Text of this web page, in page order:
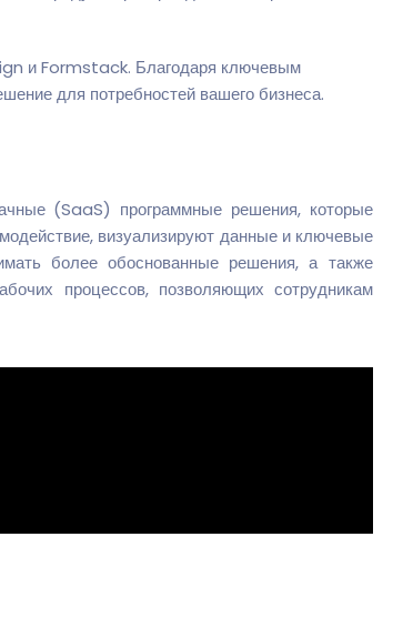
и Formstack. Благодаря ключевым
для потребностей вашего бизнеса.
(SaaS) программные решения, которые
визуализируют данные и ключевые
более обоснованные решения, а также
процессов, позволяющих сотрудникам